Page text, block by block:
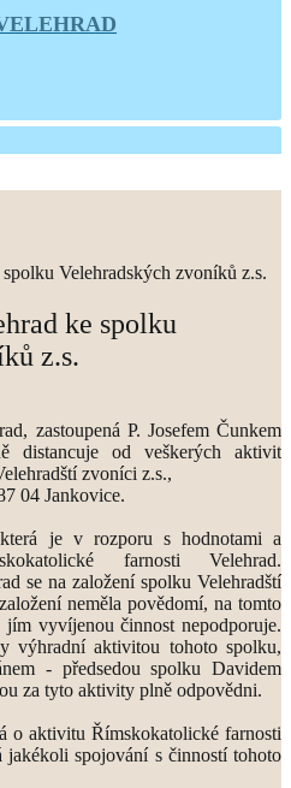
ke spolku
z.s.
zastoupená P. Josefem Čunkem
distancuje od veškerých aktivit
zvoníci z.s.,
04 Jankovice.
je v rozporu s hodnotami a
farnosti Velehrad.
se na založení spolku Velehradští
neměla povědomí, na tomto
vyvíjenou činnost nepodporuje.
výhradní aktivitou tohoto spolku,
- předsedou spolku Davidem
za tyto aktivity plně odpovědni.
o aktivitu Římskokatolické farnosti
jakékoli spojování s činností tohoto